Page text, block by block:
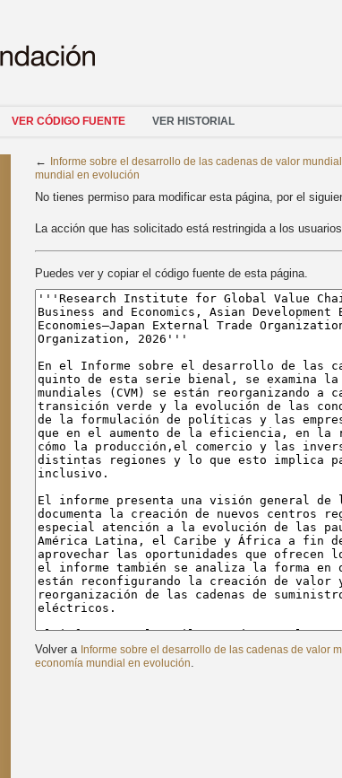
VER CÓDIGO FUENTE VER HISTORIAL
←
Informe sobre el desarrollo de las cadenas de valor
mundial en evolución
No tienes permiso para modificar esta página, por el
La acción que has solicitado está restringida a los
Puedes ver y copiar el código fuente de esta página.
Volver a Informe sobre el desarrollo de las cadenas de valor
economía mundial en evolución.